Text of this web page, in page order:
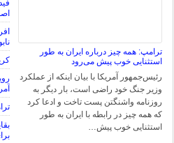
ترامپ: همه چیز درباره ایران به طور
استثنایی خوب پیش می‌رود
رئیس‌جمهور آمریکا با بیان اینکه از عملکرد
وزیر جنگ خود راضی است، بار دیگر به
روزنامه واشنگتن پست تاخت و ادعا کرد
که همه چیز در رابطه با ایران به طور
استثنایی خوب پیش…